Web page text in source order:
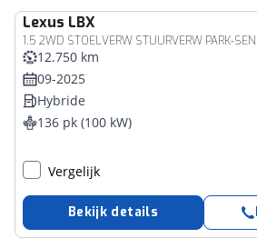
Lexus LBX
12.750 km
09-2025
Hybride
136 pk (100 kW)
Vergelijk
Bekijk details